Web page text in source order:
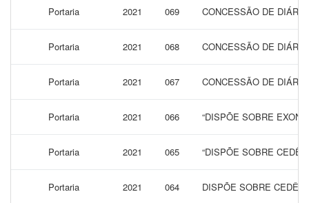
Portaria 2021 069 CONCESSÃO DE
Portaria 2021 068 CONCESSÃO DE
Portaria 2021 067 CONCESSÃO DE
Portaria 2021 066 “DISPÕE SOBRE
Portaria 2021 065 “DISPÕE SOBRE
Portaria 2021 064 DISPÕE SOBRE